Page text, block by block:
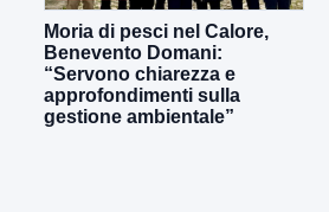
Moria di pesci nel Calore,
Benevento Domani:
“Servono chiarezza e
approfondimenti sulla
gestione ambientale”